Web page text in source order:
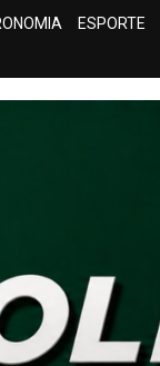
ESPORTE